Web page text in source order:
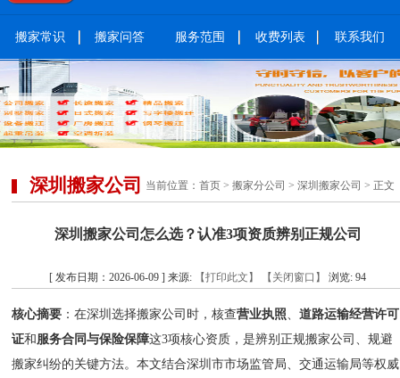
搬家常识 搬家问答 服务范围 收费列表 联系我们
深圳搬家公司 当前位置：首页 >搬家分公司 >深圳搬家公司 > 正文
深圳搬家公司怎么选？认准3项资质辨别正规公司
[ 发布日期：2026-06-09 ] 来源: 【打印此文】 【关闭窗口】 浏览:94
核心摘要 ：在深圳选择搬家公司时，核查营业执照、道路运输经营许可
证和 服务合同与保险保障这3项核心资质，是辨别正规搬家公司、规避
搬家纠纷的关键方法。本文结合深圳市市场监管局、交通运输局等权威